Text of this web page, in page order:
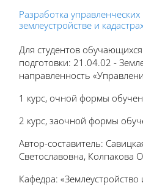
Разработка
землеустройстве и
Для студентов
подготовки: 21.04.02 -
направленность
1 курс, очной формы
2 курс, заочной формы
Автор-составитель:
Светославовна, Колпакова
Кафедра: «Землеустройство